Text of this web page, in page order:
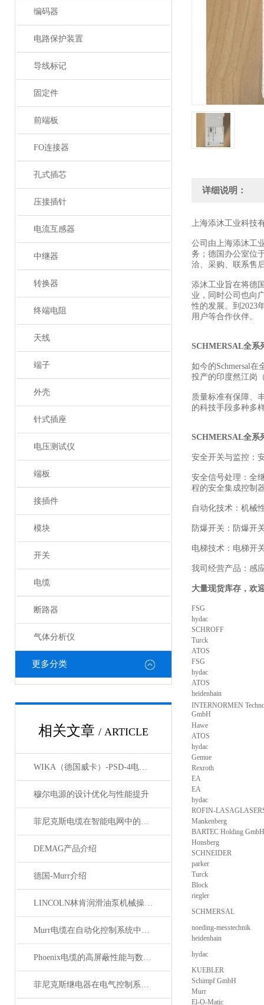
编码器
电路保护装置
导线标记
固定件
前端板
FO连接器
孔式插芯
压接插针
电流互感器
中继器
转换器
终端电阻
天线
端子
外壳
针式插座
电压测试仪
端板
接插件
模块
开关
电缆
断路器
气体分析仪
更多分类
相关文章 / ARTICLE
WIKA（德国威卡）-PSD-4电子压力开关
穆尔电源的设计优化与性能提升
菲尼克斯电缆在智能电网中的应用
DEMAG产品介绍
德国-Murr介绍
LINCOLN林肯润滑油泵机械操作原理
Murr电缆在自动化控制系统中的应用
Phoenix电缆的高屏蔽性能与数据传输优势
菲尼克斯继电器在电气控制系统中的应用
详细说明：
上海添沐工业科技
公司由上海添沐工
务；德国办公室位
洽、采购、联系售
添沐工业旨在将德
业，同时公司也向
性的发展。到2023
用户等合作伙伴。
SCHMERSAL全系
如今的Schmersal
投产的印度然江岗
质量标准有保障、
的科技手段多种多
SCHMERSAL全系
安全开关与监控：
安全信号处理：全
程的安全集成控制
自动化技术：机械
防爆开关：防爆开
电梯技术：电梯开
我司经营产品：感
大量现货库存，欢
FSG
hydac
SCHROFF
Turck
ATOS
FSG
hydac
ATOS
heidenhain
INTERNORMEN
GmbH
Hawe
ATOS
hydac
Gemue
Rexroth
EA
EA
hydac
ROFIN-
Mankenberg
BARTEC Holding GmbH
Honsberg
SCHNEIDER
parker
Turck
Block
riegler
SCHMERSAL
noeding-messtechnik
heidenhain
hydac
KUEBLER
Schimpf GmbH
Murr
El-O-Matic